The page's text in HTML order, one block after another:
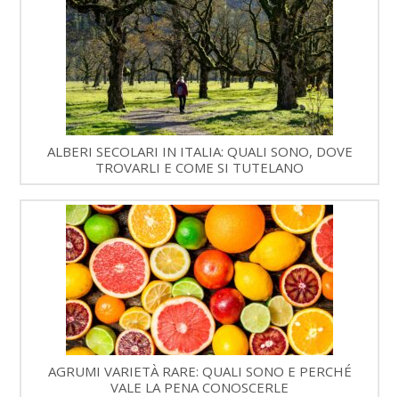
ALBERI SECOLARI IN ITALIA: QUALI SONO, DOVE
TROVARLI E COME SI TUTELANO
AGRUMI VARIETÀ RARE: QUALI SONO E PERCHÉ
VALE LA PENA CONOSCERLE